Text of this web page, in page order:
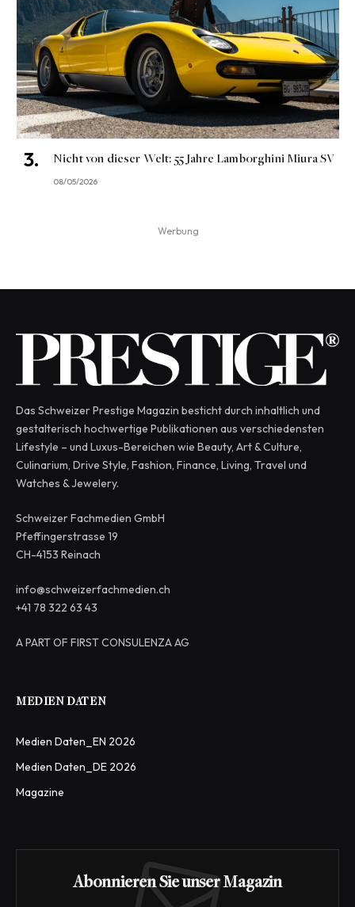
Nicht von dieser Welt: 55 Jahre Lamborghini Miura SV
08/05/2026
Werbung
Das Schweizer Prestige Magazin besticht durch inhaltlich und
gestalterisch hochwertige Publikationen aus verschiedensten
Lifestyle – und Luxus-Bereichen wie Beauty, Art & Culture,
Culinarium, Drive Style, Fashion, Finance, Living, Travel und
Watches & Jewelery.
Schweizer Fachmedien GmbH
Pfeffingerstrasse 19
CH-4153 Reinach
info@schweizerfachmedien.ch
+41 78 322 63 43
A PART OF FIRST CONSULENZA AG
MEDIEN DATEN
Medien Daten_EN 2026
Medien Daten_DE 2026
Magazine
Abonnieren Sie unser Magazin